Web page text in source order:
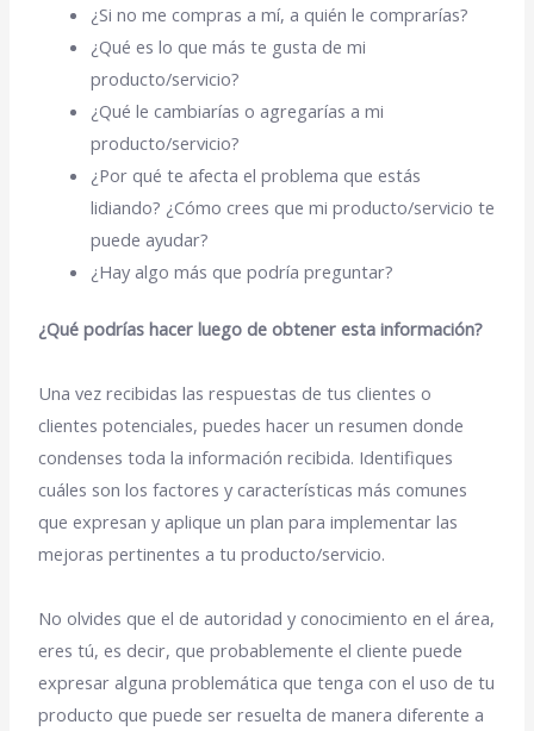
¿Si no me compras a mí, a quién le comprarías?
¿Qué es lo que más te gusta de mi
producto/servicio?
¿Qué le cambiarías o agregarías a mi
producto/servicio?
¿Por qué te afecta el problema que estás
lidiando? ¿Cómo crees que mi producto/servicio te
puede ayudar?
¿Hay algo más que podría preguntar?
¿Qué podrías hacer luego de obtener esta información?
Una vez recibidas las respuestas de tus clientes o
clientes potenciales, puedes hacer un resumen donde
condenses toda la información recibida. Identifiques
cuáles son los factores y características más comunes
que expresan y aplique un plan para implementar las
mejoras pertinentes a tu producto/servicio.
No olvides que el de autoridad y conocimiento en el área,
eres tú, es decir, que probablemente el cliente puede
expresar alguna problemática que tenga con el uso de tu
producto que puede ser resuelta de manera diferente a